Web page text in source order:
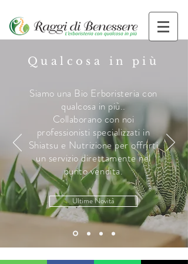
Qualcosa in più
Siamo una Bio Erboristeria con
qualcosa in più..
Collaborano con noi
professionisti specializzati in
Shiatsu e Nutrizione per offrirti
un servizio direttamente nel
punto vendita.
Ultime Novità